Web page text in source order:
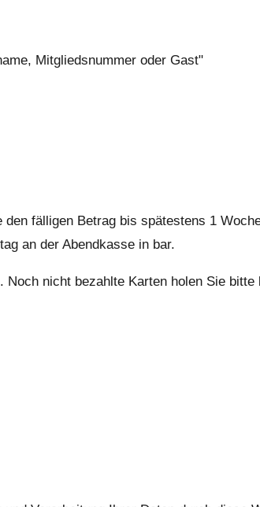
Mitgliedsnummer oder Gast"
den fälligen Betrag bis spätestens 1
an der Abendkasse in bar.
nicht bezahlte Karten holen Sie